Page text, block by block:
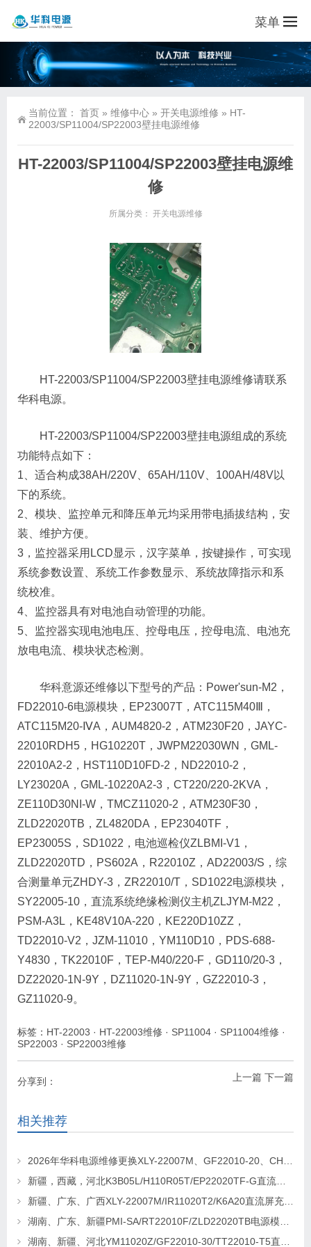
菜单
当前位置： 首页 » 维修中心 » 开关电源维修 » HT-
22003/SP11004/SP22003壁挂电源维修
HT-22003/SP11004/SP22003壁挂电源维
修
所属分类： 开关电源维修
HT-22003/SP11004/SP22003壁挂电源维修请联系
华科电源。
HT-22003/SP11004/SP22003壁挂电源组成的系统
功能特点如下：
1、适合构成38AH/220V、65AH/110V、100AH/48V以
下的系统。
2、模块、监控单元和降压单元均采用带电插拔结构，安
装、维护方便。
3，监控器采用LCD显示，汉字菜单，按键操作，可实现
系统参数设置、系统工作参数显示、系统故障指示和系
统校准。
4、监控器具有对电池自动管理的功能。
5、监控器实现电池电压、控母电压，控母电流、电池充
放电电流、模块状态检测。
华科意源还维修以下型号的产品：Power'sun-M2，
FD22010-6电源模块，EP23007T，ATC115M40Ⅲ，
ATC115M20-ⅣA，AUM4820-2，ATM230F20，JAYC-
22010RDH5，HG10220T，JWPM22030WN，GML-
22010A2-2，HST110D10FD-2，ND22010-2，
LY23020A，GML-10220A2-3，CT220/220-2KVA，
ZE110D30NI-W，TMCZ11020-2，ATM230F30，
ZLD22020TB，ZL4820DA，EP23040TF，
EP23005S，SD1022，电池巡检仪ZLBMI-V1，
ZLD22020TD，PS602A，R22010Z，AD22003/S，综
合测量单元ZHDY-3，ZR22010/T，SD1022电源模块，
SY22005-10，直流系统绝缘检测仪主机ZLJYM-M22，
PSM-A3L，KE48V10A-220，KE220D10ZZ，
TD22010-V2，JZM-11010，YM110D10，PDS-688-
Y4830，TK22010F，TEP-M40/220-F，GD110/20-3，
DZ22020-1N-9Y，DZ11020-1N-9Y，GZ22010-3，
GZ11020-9。
标签： HT-22003 · HT-22003维修 · SP11004 · SP11004维修 ·
SP22003 · SP22003维修
上一篇 下一篇
分享到：
相关推荐